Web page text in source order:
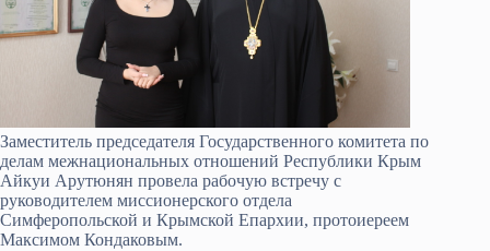
Заместитель председателя Государственного комитета по
делам межнациональных отношений Республики Крым
Айкуи Арутюнян провела рабочую встречу с
руководителем миссионерского отдела
Симферопольской и Крымской Епархии, протоиереем
Максимом Кондаковым.